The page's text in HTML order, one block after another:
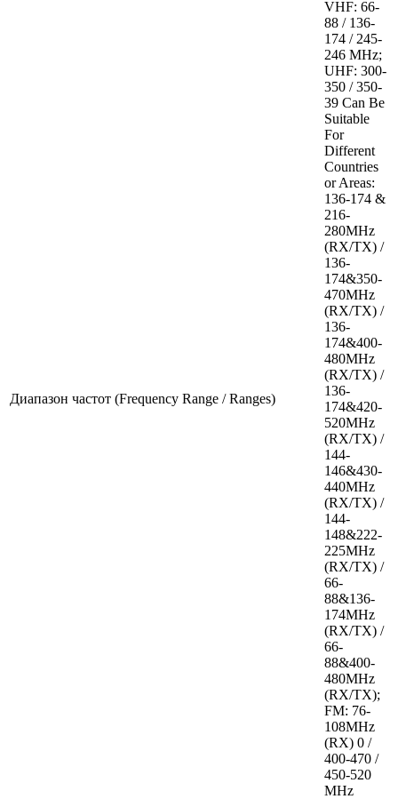
Диапазон частот (Frequency Range / Ranges)
VHF: 66-
88 / 136-
174 / 245-
246 MHz;
UHF: 300-
350 / 350-
39 Can Be
Suitable
For
Different
Countries
or Areas:
136-174 &
216-
280MHz
(RX/TX) /
136-
174&350-
470MHz
(RX/TX) /
136-
174&400-
480MHz
(RX/TX) /
136-
174&420-
520MHz
(RX/TX) /
144-
146&430-
440MHz
(RX/TX) /
144-
148&222-
225MHz
(RX/TX) /
66-
88&136-
174MHz
(RX/TX) /
66-
88&400-
480MHz
(RX/TX);
FM: 76-
108MHz
(RX) 0 /
400-470 /
450-520
MHz